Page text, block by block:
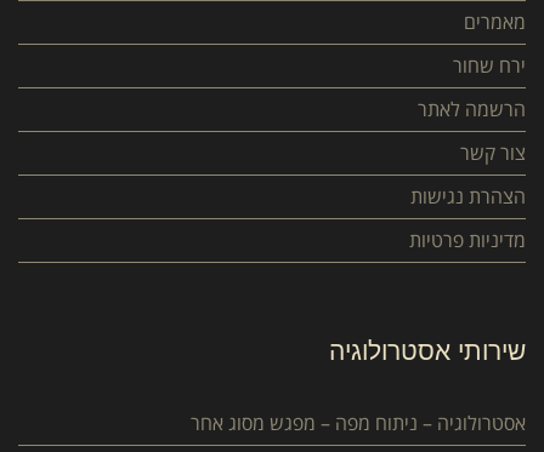
מאמרים
ירח שחור
הרשמה לאתר
צור קשר
הצהרת נגישות
מדיניות פרטיות
שירותי אסטרולוגיה
אסטרולוגיה – ניתוח מפה – מפגש מסוג אחר